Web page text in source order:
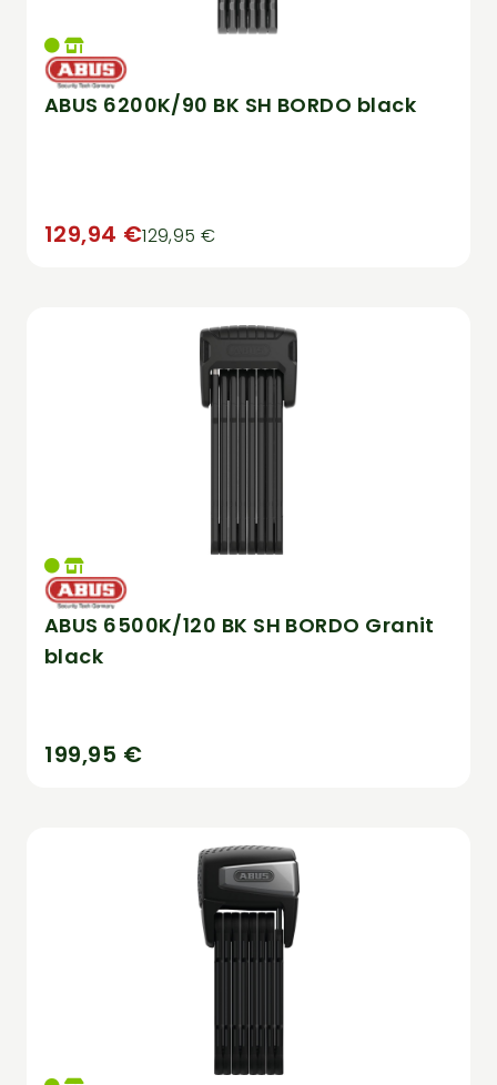
ABUS 6200K/90 BK SH BORDO black
129,94 €129,95 €
ABUS 6500K/120 BK SH BORDO Granit
black
199,95 €